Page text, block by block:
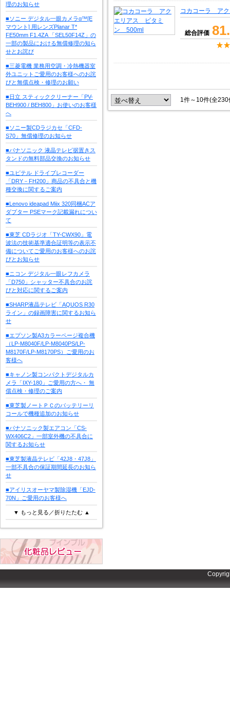
理のお知らせ
■ソニー デジタル一眼カメラα™[E
マウント] 用レンズPlanar T*
FE50mm F1.4ZA 「SEL50F14Z」の
一部の製品における無償修理の知ら
せとお詫び
■三菱電機 業務用空調・冷熱機器室
外ユニットご愛用のお客様へのお詫
びと無償点検・修理のお願い
■日立 スティッククリーナー「PV-
BEH900 / BEH800」お使いのお客様
へ
■ソニー製CDラジカセ「CFD-
S70」無償修理のお知らせ
■パナソニック 液晶テレビ据置きス
タンドの無料部品交換のお知らせ
■ユピテル ドライブレコーダー
「DRY－FH200」商品の不具合と機
種交換に関するご案内
■Lenovo ideapad Miix 320同梱ACア
ダプター PSEマーク記載漏れについ
て
■東芝 CDラジオ「TY-CWX90」電
波法の技術基準適合証明等の表示不
備についてご愛用のお客様へのお詫
びとお知らせ
■ニコン デジタル一眼レフカメラ
「D750」シャッター不具合のお詫
びと対応に関するご案内
■SHARP液晶テレビ「AQUOS R30
ライン」の録画障害に関するお知ら
せ
■エプソン製A3カラーページ複合機
（LP-M8040F/LP-M8040PS/LP-
M8170F/LP-M8170PS）ご愛用のお
客様へ
■キャノン製コンパクトデジタルカ
メラ「IXY-180」ご愛用の方へ・ 無
償点検・修理のご案内
■東芝製ノートＰＣのバッテリーリ
コールで機種追加のお知らせ
■パナソニック製エアコン「CS-
WX406C2」一部室外機の不具合に
関するお知らせ
■東芝製液晶テレビ「42J8・47J8」
一部不具合の保証期間延長のお知ら
せ
■アイリスオーヤマ製除湿機「EJD-
70N」ご愛用のお客様へ
▼ もっと見る／折りたたむ ▲
コカコーラ ア
総合評価
1件～10件(全